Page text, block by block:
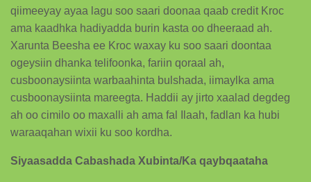
qiimeeyay ayaa lagu soo saari doonaa qaab credit Kroc
ama kaadhka hadiyadda burin kasta oo dheeraad ah.
Xarunta Beesha ee Kroc waxay ku soo saari doontaa
ogeysiin dhanka telifoonka, fariin qoraal ah,
cusboonaysiinta warbaahinta bulshada, iimaylka ama
cusboonaysiinta mareegta. Haddii ay jirto xaalad degdeg
ah oo cimilo oo maxalli ah ama fal Ilaah, fadlan ka hubi
waraaqahan wixii ku soo kordha.
Siyaasadda Cabashada Xubinta/Ka qaybqaataha